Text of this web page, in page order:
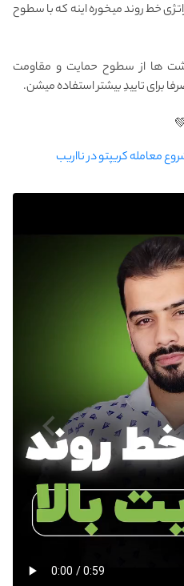
خط روند میخوره اینه که با سطوح
ها از سطوح حمایت و مقاومت
برای تاییدِ بیشتر استفاده میشن.
معامله کریپتو در نااریب